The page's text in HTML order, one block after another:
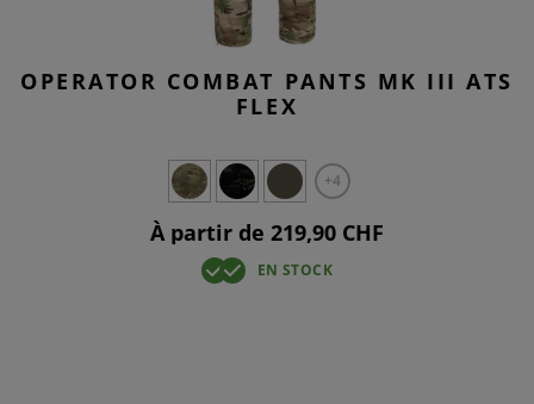
OPERATOR COMBAT PANTS MK III ATS
FLEX
+4
À partir de 219,90 CHF
EN STOCK